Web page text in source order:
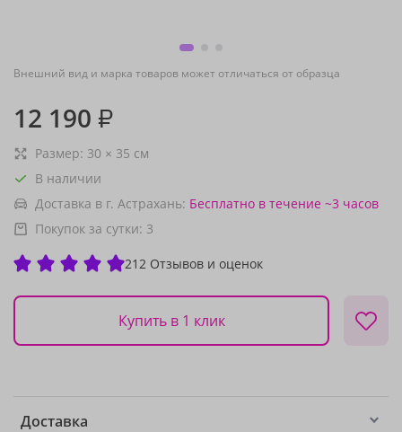
Внешний вид и марка товаров может отличаться от образца
12 190 ₽
Размер: 30 × 35 см
В наличии
Доставка в г. Астрахань: Бесплатно в течение ~3 часов
Покупок за сутки: 3
212 Отзывов и оценок
Купить в 1 клик
Доставка